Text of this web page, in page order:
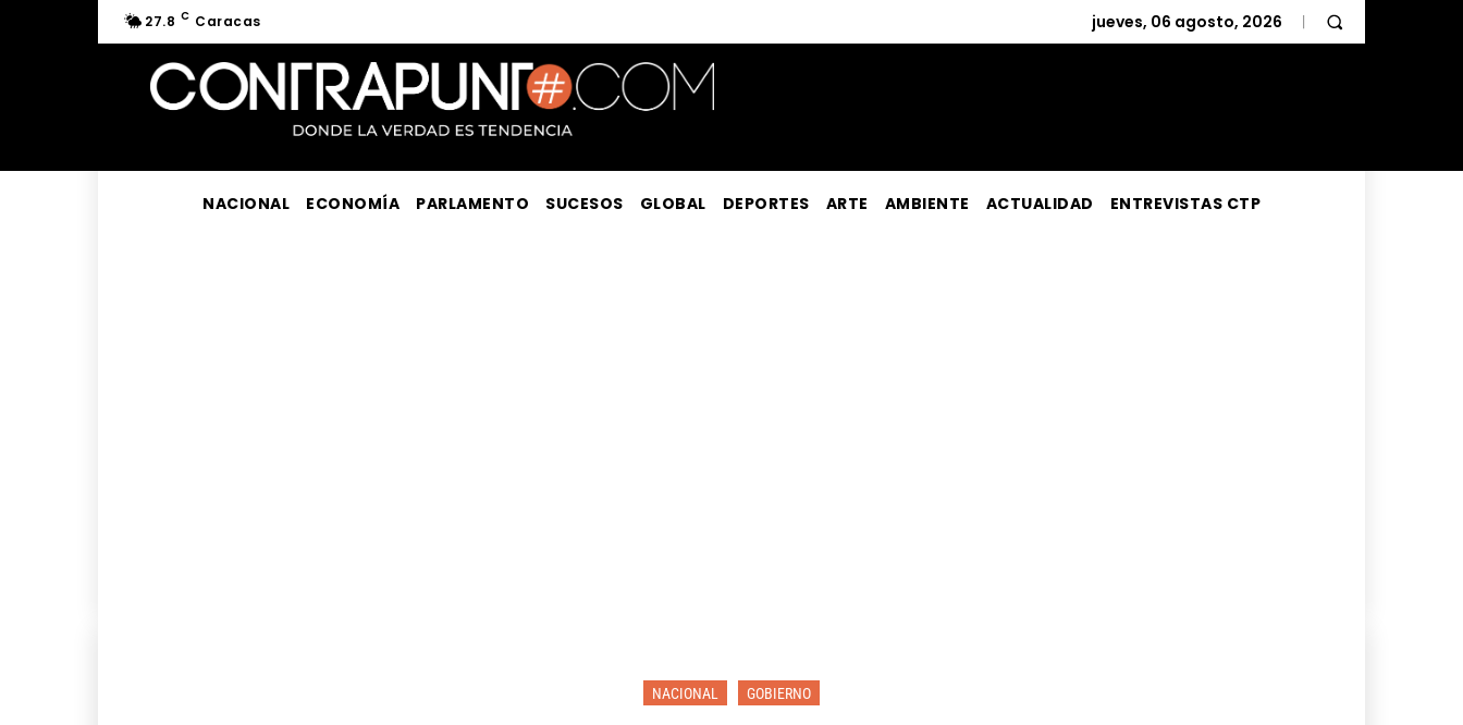
27.8 C Caracas jueves, 06 agosto, 2026
NACIONAL ECONOMÍA PARLAMENTO SUCESOS GLOBAL DEPORTES ARTE AMBIENTE ACTUALIDAD ENTREVISTAS CTP
NACIONAL GOBIERNO